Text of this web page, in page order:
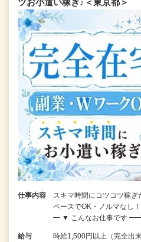
仕事内容
スキマ時間にコツコツ稼
ペースでOK・ノル
━ ▼ こんなお仕事です
給与
時給1,500円以上（完全出